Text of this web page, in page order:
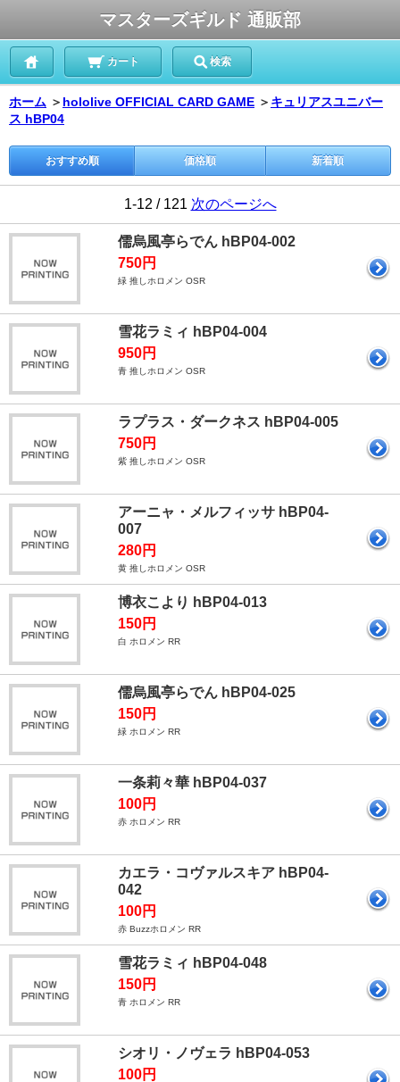
マスターズギルド 通販部
カート 検索
ホーム ＞ hololive OFFICIAL CARD GAME ＞ キュリアスユニバー
ス hBP04
おすすめ順 価格順 新着順
1-12 / 121 次のページへ
儒烏風亭らでん hBP04-002
750円
緑 推しホロメン OSR
雪花ラミィ hBP04-004
950円
青 推しホロメン OSR
ラプラス・ダークネス hBP04-005
750円
紫 推しホロメン OSR
アーニャ・メルフィッサ hBP04-
007
280円
黄 推しホロメン OSR
博衣こより hBP04-013
150円
白 ホロメン RR
儒烏風亭らでん hBP04-025
150円
緑 ホロメン RR
一条莉々華 hBP04-037
100円
赤 ホロメン RR
カエラ・コヴァルスキア hBP04-
042
100円
赤 Buzzホロメン RR
雪花ラミィ hBP04-048
150円
青 ホロメン RR
シオリ・ノヴェラ hBP04-053
100円